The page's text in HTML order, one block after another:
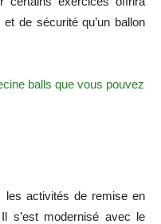
de sécurité qu’un ballon
balls que vous pouvez
les activités de remise en
s’est modernisé avec le